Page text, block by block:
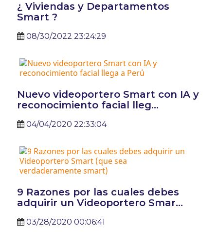
¿ Viviendas y Departamentos
Smart ?
08/30/2022 23:24:29
Nuevo videoportero Smart con IA y
reconocimiento facial lleg...
04/04/2020 22:33:04
9 Razones por las cuales debes
adquirir un Videoportero Smar...
03/28/2020 00:06:41